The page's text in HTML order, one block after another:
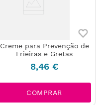
Creme para Prevenção de
Frieiras e Gretas
8,46 €
COMPRAR